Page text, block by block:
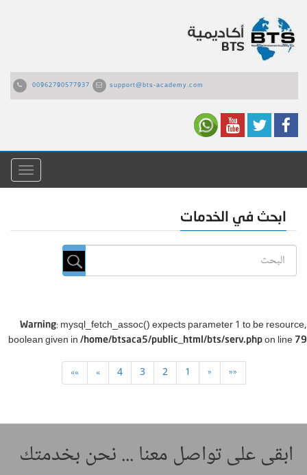
00962790577937 support@bts-academy.com
القائمة
ابحث في الخدمات
Warning: mysql_fetch_assoc() expects parameter 1 to be resource,
boolean given in /home/btsaca5/public_html/bts/serv.phpon line 79
««
«
1
2
3
4
»
»»
ابقى على تواصل معنا ... نحن بخدمتك